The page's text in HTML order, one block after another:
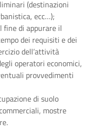
(destinazioni
ecc…);
fine di appurare il
dei requisiti e dei
dell’attività
operatori economici,
provvedimenti
di suolo
mostre